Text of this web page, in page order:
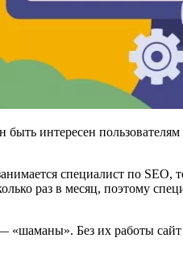
интересен
специалист по
раз в месяц, поэтому
Без их работы